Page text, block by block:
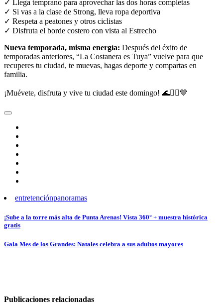
✓ Llega temprano para aprovechar las dos horas completas
✓ Si vas a la clase de Strong, lleva ropa deportiva
✓ Respeta a peatones y otros ciclistas
✓ Disfruta el borde costero con vista al Estrecho
Nueva temporada, misma energía: Después del éxito de
temporadas anteriores, “La Costanera es Tuya” vuelve para que
recuperes tu ciudad, te muevas, hagas deporte y compartas en
familia.
¡Muévete, disfruta y vive tu ciudad este domingo! 🌊🚴‍♀️💙
entretenciónpanoramas
Navegación
de
entradas
¡Sube a la torre más alta de Punta Arenas! Vista 360° + muestra histórica
gratis
Gala Mes de los Grandes: Natales celebra a sus adultos mayores
Publicaciones relacionadas